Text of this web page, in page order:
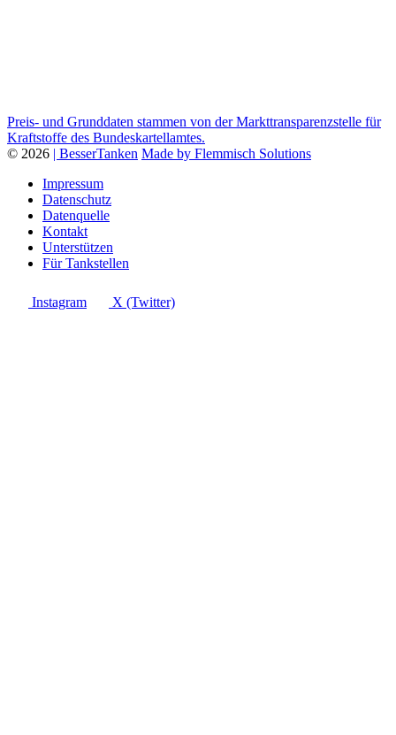
Preis- und Grunddaten stammen von der Markttransparenzstelle für
Kraftstoffe des Bundeskartellamtes.
© 2026 | BesserTanken Made by Flemmisch Solutions
Impressum
Datenschutz
Datenquelle
Kontakt
Unterstützen
Für Tankstellen
Instagram X (Twitter)